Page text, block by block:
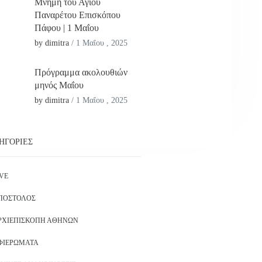
Μνήμη του Αγίου
Παναρέτου Επισκόπου
Πάφου | 1 Μαΐου
by dimitra / 1 Μαΐου , 2025
Πρόγραμμα ακολουθιών
μηνός Μαΐου
by dimitra / 1 Μαΐου , 2025
ΑΘΗΝΏΝ